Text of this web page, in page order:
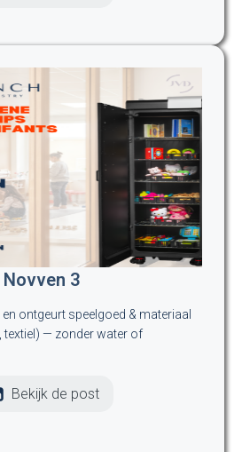
Novven 3
ontgeurt speelgoed & materiaal
textiel) — zonder water of
Bekijk de post